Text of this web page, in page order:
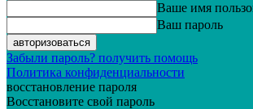
Ваше имя
Ваш пароль
Забыли пароль? получить помощь
Политика конфиденциальности
восстановление пароля
Восстановите свой пароль